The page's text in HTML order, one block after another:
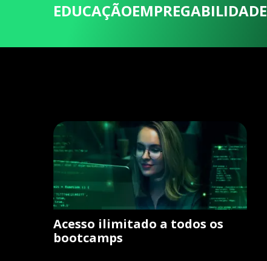
EDUCAÇÃOEMPREGABILIDADE
Acesso ilimitado a todos os
bootcamps